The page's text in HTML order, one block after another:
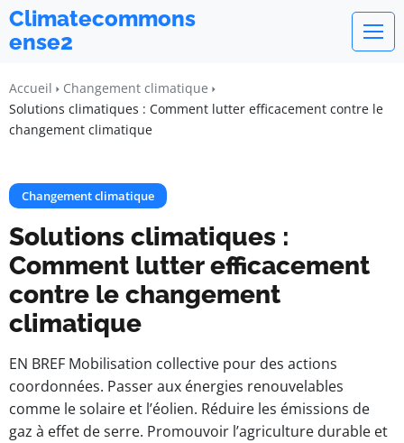
Climatecommons
ense2
Accueil
Changement climatique
Solutions climatiques : Comment lutter efficacement contre le
changement climatique
Changement climatique
Solutions climatiques :
Comment lutter efficacement
contre le changement
climatique
EN BREF Mobilisation collective pour des actions
coordonnées. Passer aux énergies renouvelables
comme le solaire et l’éolien. Réduire les émissions de
gaz à effet de serre. Promouvoir l’agriculture durable et